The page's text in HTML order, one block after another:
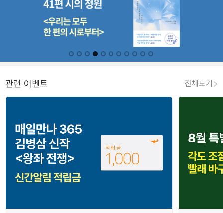
관련 이벤트 전체보기